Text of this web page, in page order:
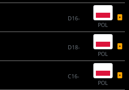
D16-
POL
D18-
POL
C16-
POL